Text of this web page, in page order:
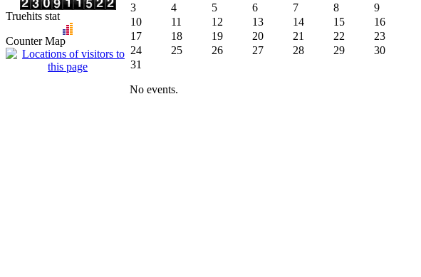
Truehits stat
Counter Map
3
4 5 6 7 8
9
10
11 12 13 14 15
16
17
18 19 20 21 22
23
24
25 26 27 28 29
30
31
No events.